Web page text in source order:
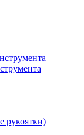
рукоятки)